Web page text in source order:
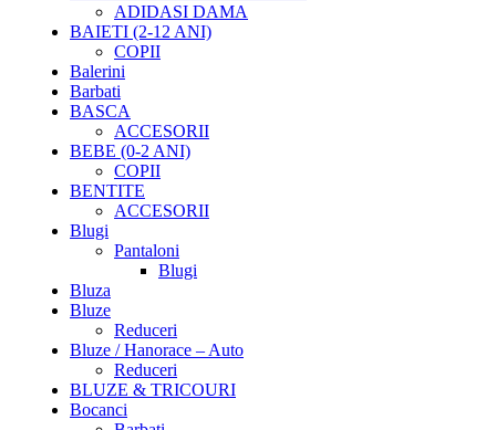
ADIDASI DAMA
BAIETI (2-12 ANI)
COPII
Balerini
Barbati
BASCA
ACCESORII
BEBE (0-2 ANI)
COPII
BENTITE
ACCESORII
Blugi
Pantaloni
Blugi
Bluza
Bluze
Reduceri
Bluze / Hanorace – Auto
Reduceri
BLUZE & TRICOURI
Bocanci